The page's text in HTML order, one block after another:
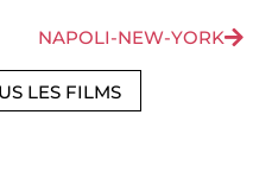
NAPOLI-NEW-YORK
LES FILMS